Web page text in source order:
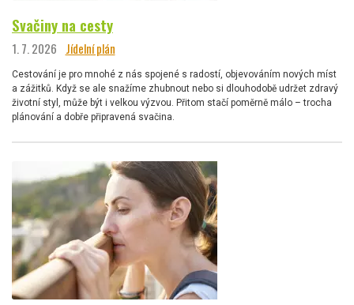
Svačiny na cesty
1. 7. 2026 Jídelní plán
Cestování je pro mnohé z nás spojené s radostí, objevováním nových míst
a zážitků. Když se ale snažíme zhubnout nebo si dlouhodobě udržet zdravý
životní styl, může být i velkou výzvou. Přitom stačí poměrně málo – trocha
plánování a dobře připravená svačina.